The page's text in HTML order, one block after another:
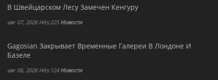
В Швейцарском Лесу Замечен Кенгуру
авг 07, 2026 Hits:225 Новости
Gagosian Закрывает Временные Галереи В Лондоне И
Базеле
авг 06, 2026 Hits:124 Новости